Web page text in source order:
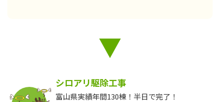
シロアリ駆除工事
富山県実績年間130棟！半日で完了！